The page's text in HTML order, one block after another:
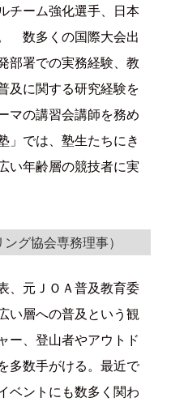
チーム強化選手、日本
数多くの国際大会出
部署での実務経験、教
及に関する研究経験を
マの講習会講師を務め
」では、塾生たちにき
い年齢層の競技者に実
グ協会専務理事）
、元ＪＯＡ普及教育委
い層への普及という観
ー、登山者やアウトド
多数手がける。最近で
ベントにも数多く関わ